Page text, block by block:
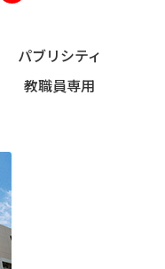
パブリシティ
教職員専用